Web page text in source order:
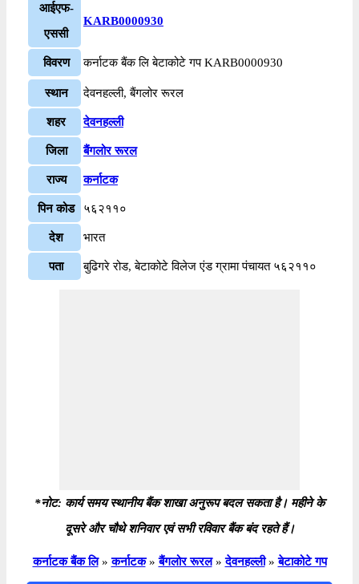
आईएफ-
एससी
KARB0000930
विवरण कर्नाटक बैंक लि बेटाकोटे गप KARB0000930
स्थान देवनहल्ली, बैंगलोर रूरल
शहर देवनहल्ली
जिला बैंगलोर रूरल
राज्य कर्नाटक
पिन कोड ५६२११०
देश भारत
पता बुढिगरे रोड, बेटाकोटे विलेज एंड ग्रामा पंचायत ५६२११०
*नोट: कार्य समय स्थानीय बैंक शाखा अनुरूप बदल सकता है। महीने के
दूसरे और चौथे शनिवार एवं सभी रविवार बैंक बंद रहते हैं।
कर्नाटक बैंक लि » कर्नाटक » बैंगलोर रूरल » देवनहल्ली » बेटाकोटे गप